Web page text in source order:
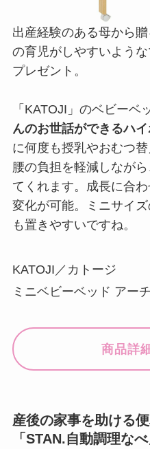
出産経験のある母から
の育児がしやすいよう
プレゼント。
「KATOJI」のベビーベ
んのお世話ができるハ
に何度も授乳やおむつ
腰の負担を軽減しなが
てくれます。成長に合
変化が可能。ミニサイ
も置きやすいですね。
KATOJI／カトージ
ミニベビーベッド アーチ
商品詳
産後の家事を助ける
「STAN.自動調理なべ